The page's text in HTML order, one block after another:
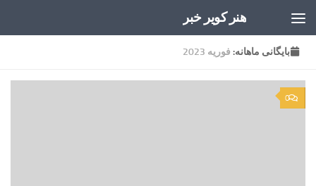
هنر کویر خبر
بایگانی‌ ماهانه: فوریه 2023
0